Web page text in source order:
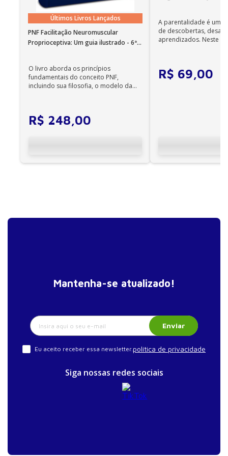
Anexo – Mitos e verdades do sono
Últimos Livros Lançados
PNF Facilitação Neuromuscular
Proprioceptiva: Um guia ilustrado - 6ª
O livro aborda os princípios
fundamentais do conceito PNF,
incluindo sua filosofia, o modelo da
R$ 248,00
A parentalidade é uma
de descobertas,
aprendizados. Neste
R$ 69,00
Mantenha-se atualizado!
Enviar
Eu aceito receber essa newsletter.política de privacidade
Siga nossas redes sociais